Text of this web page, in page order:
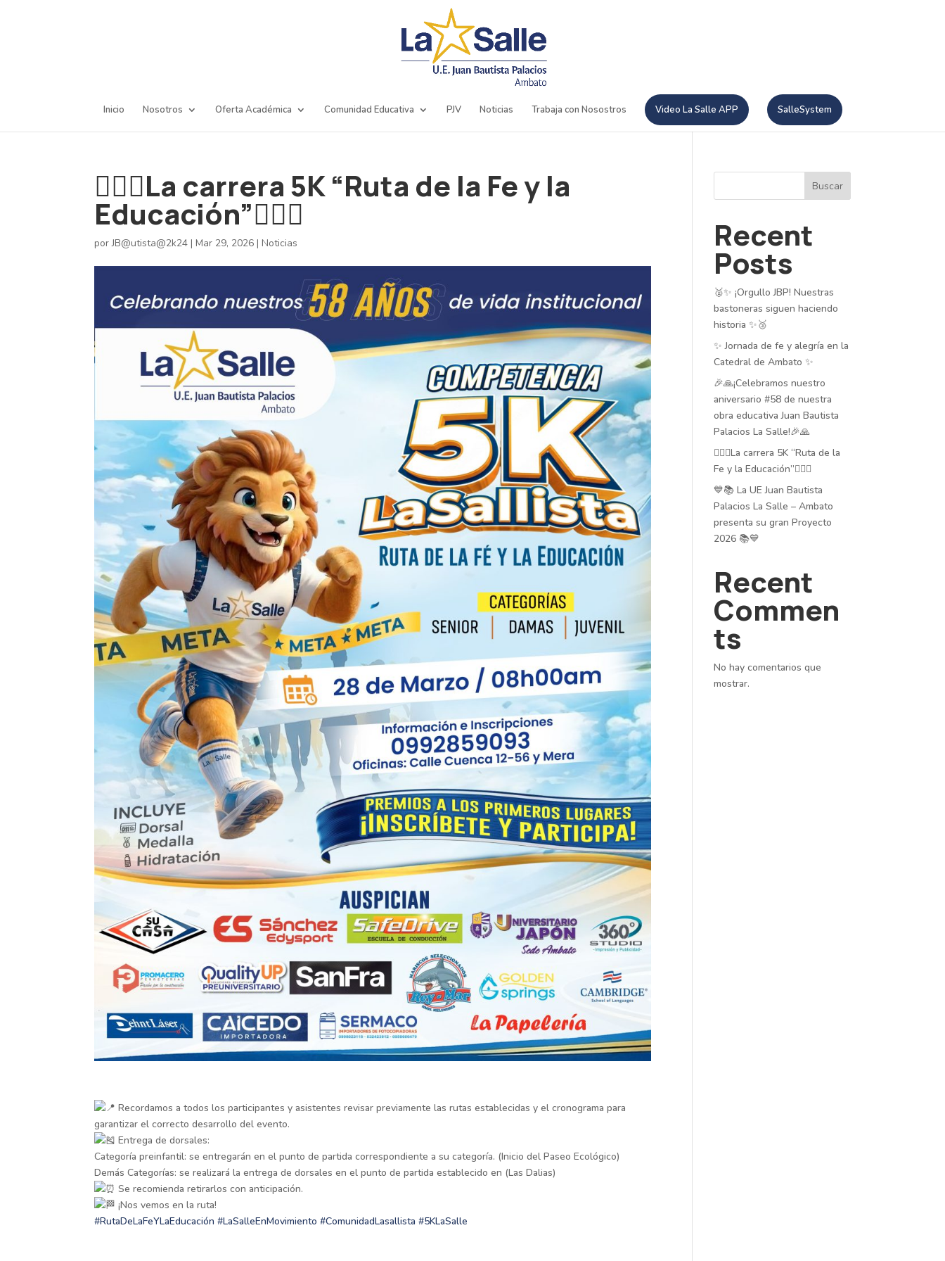
Inicio Nosotros Oferta Académica Comunidad Educativa PJV Noticias Trabaja con Nosostros Video La Salle APP SalleSystem
🏃‍♂️✨La carrera 5K “Ruta de la Fe y la
Educación”🏃‍♂️✨
porJB@utista@2k24 |Mar 29, 2026 |Noticias
Recordamos a todos los participantes y asistentes revisar previamente las rutas establecidas y el cronograma para
garantizar el correcto desarrollo del evento.
Entrega de dorsales:
Categoría preinfantil: se entregarán en el punto de partida correspondiente a su categoría. (Inicio del Paseo Ecológico)
Demás Categorías: se realizará la entrega de dorsales en el punto de partida establecido en (Las Dalias)
Se recomienda retirarlos con anticipación.
¡Nos vemos en la ruta!
#RutaDeLaFeYLaEducación #LaSalleEnMovimiento #ComunidadLasallista #5KLaSalle
Buscar
Recent
Posts
🥈✨ ¡Orgullo JBP! Nuestras
bastoneras siguen haciendo
historia ✨🥈
✨ Jornada de fe y alegría en la
Catedral de Ambato ✨
🎉🙏¡Celebramos nuestro
aniversario #58 de nuestra
obra educativa Juan Bautista
Palacios La Salle!🎉🙏
🏃‍♂️✨La carrera 5K “Ruta de la
Fe y la Educación”🏃‍♂️✨
💙📚 La UE Juan Bautista
Palacios La Salle – Ambato
presenta su gran Proyecto
2026 📚💙
Recent
Commen
ts
No hay comentarios que
mostrar.